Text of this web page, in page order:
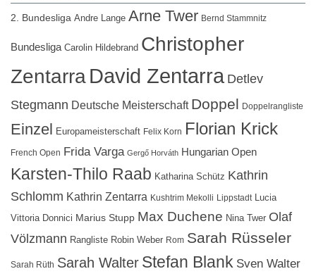
2. Bundesliga Andre Lange Arne Twer Bernd Stammnitz
Bundesliga Carolin Hildebrand Christopher
ZentarraDavid Zentarra Detlev
Stegmann Deutsche Meisterschaft Doppel Doppelrangliste
Einzel Europameisterschaft Felix Korn Florian Krick
French Open Frida Varga Gergő Horváth Hungarian Open
Karsten-Thilo Raab Katharina Schütz Kathrin
Schlomm Kathrin Zentarra Kushtrim Mekolli Lippstadt Lucia
Vittoria Donnici Marius Stupp Max Duchene Nina Twer Olaf
Völzmann Rangliste Robin Weber Rom Sarah Rüsseler
Sarah Rüth Sarah Walter Stefan Blank Sven Walter